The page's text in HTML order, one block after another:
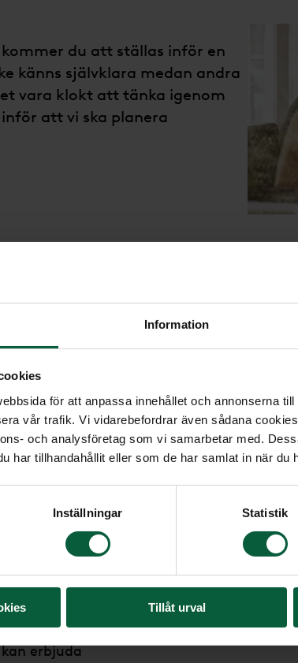
Information
för att anpassa innehållet och annonserna
vår trafik. Vi vidarebefordrar även sådana
och analysföretag som vi samarbetar med.
har tillhandahållit eller som de har samlat in när du
Inställningar Statistik
Tillåt urval
du att ställas inför en
känns självklara medan andra
vara klokt att tänka igenom
att vi ska planera
och många val du ska
musik, blommor, dödsannons,
du inte ha svaret på alla
begravningsceremonin
anhöriga steg för steg.
på inför vårt möte
kring begravningen?
Arkivet eller på något annat sätt
borgerlig eller enligt något
erbjuda